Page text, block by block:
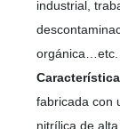
industrial,
orgánica…etc.
fabricada con
nitrílica de